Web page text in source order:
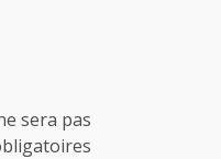
sera pas